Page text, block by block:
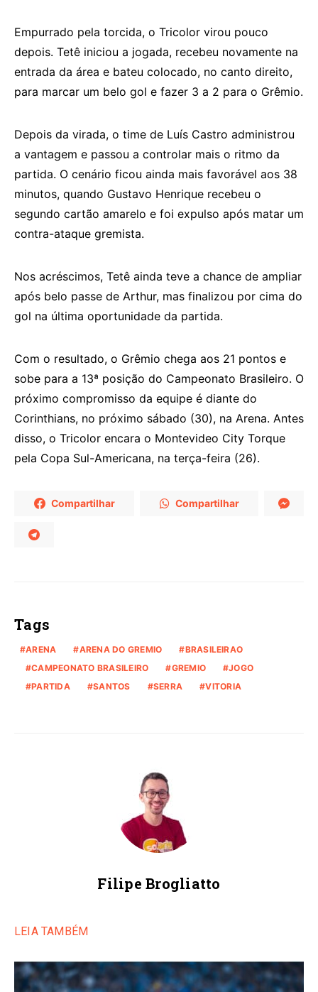
Empurrado pela torcida, o Tricolor virou pouco
depois. Tetê iniciou a jogada, recebeu novamente na
entrada da área e bateu colocado, no canto direito,
para marcar um belo gol e fazer 3 a 2 para o Grêmio.
Depois da virada, o time de Luís Castro administrou
a vantagem e passou a controlar mais o ritmo da
partida. O cenário ficou ainda mais favorável aos 38
minutos, quando Gustavo Henrique recebeu o
segundo cartão amarelo e foi expulso após matar um
contra-ataque gremista.
Nos acréscimos, Tetê ainda teve a chance de ampliar
após belo passe de Arthur, mas finalizou por cima do
gol na última oportunidade da partida.
Com o resultado, o Grêmio chega aos 21 pontos e
sobe para a 13ª posição do Campeonato Brasileiro. O
próximo compromisso da equipe é diante do
Corinthians, no próximo sábado (30), na Arena. Antes
disso, o Tricolor encara o Montevideo City Torque
pela Copa Sul-Americana, na terça-feira (26).
Compartilhar Compartilhar
Tags
ARENA ARENA DO GREMIO
BRASILEIRAO
CAMPEONATO BRASILEIRO
GREMIO
JOGO
PARTIDA
SANTOS SERRA VITORIA
Filipe Brogliatto
LEIA TAMBÉM